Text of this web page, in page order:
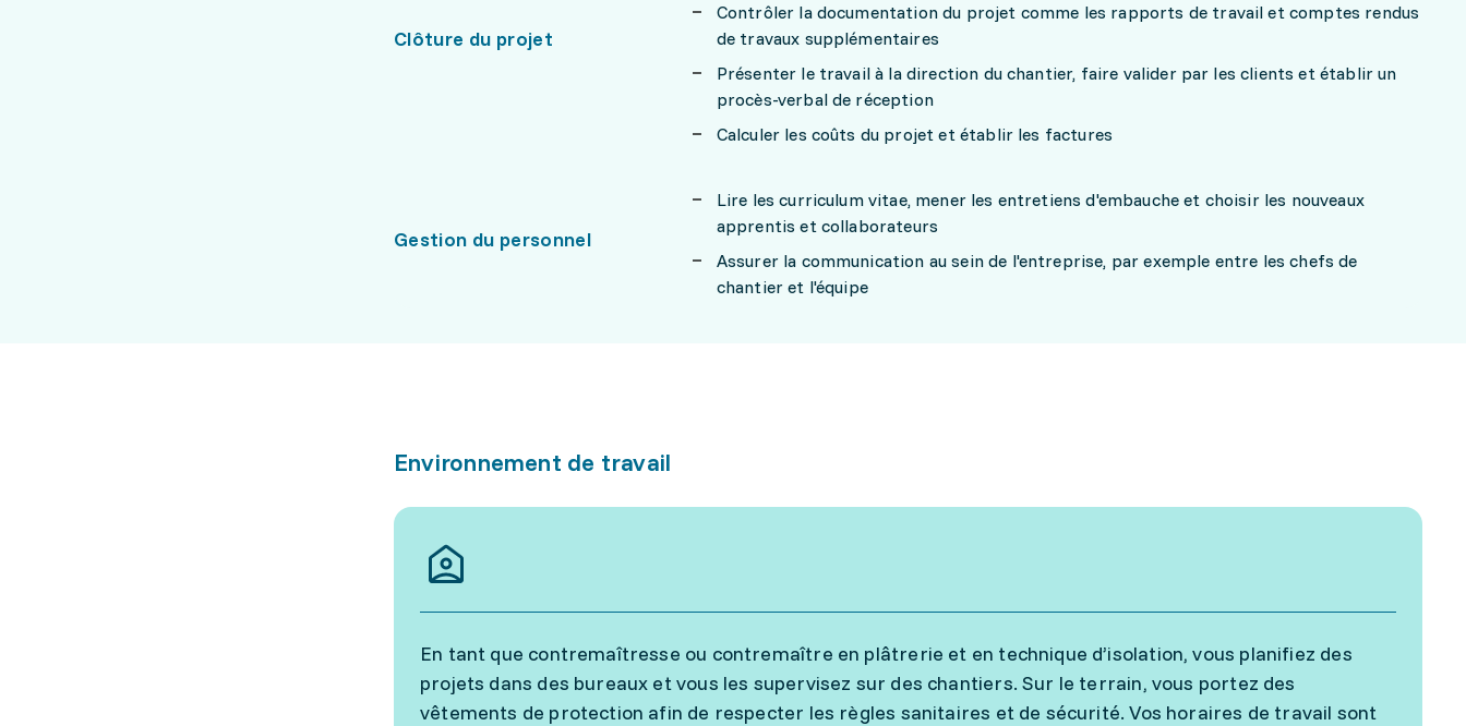
Clôture du projet
Contrôler la documentation du projet comme les rapports de travail et comptes rendus
de travaux supplémentaires
Présenter le travail à la direction du chantier, faire valider par les clients et établir un
procès-verbal de réception
Calculer les coûts du projet et établir les factures
Gestion du personnel
Lire les curriculum vitae, mener les entretiens d'embauche et choisir les nouveaux
apprentis et collaborateurs
Assurer la communication au sein de l'entreprise, par exemple entre les chefs de
chantier et l'équipe
Environnement de travail
En tant que contremaîtresse ou contremaître en plâtrerie et en technique d’isolation, vous planifiez des
projets dans des bureaux et vous les supervisez sur des chantiers. Sur le terrain, vous portez des
vêtements de protection afin de respecter les règles sanitaires et de sécurité. Vos horaires de travail sont